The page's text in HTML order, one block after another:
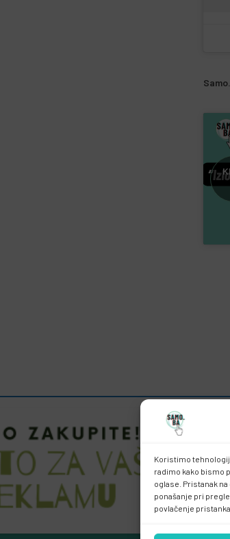
Koristimo
radimo kako bismo
oglase. Pristanak
ponašanje pri
povlačenje